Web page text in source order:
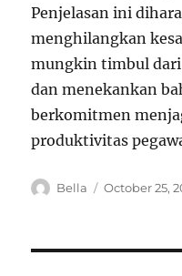
Penjelasan ini
menghilangkan
mungkin timbul
dan menekankan
berkomitmen
produktivitas
A
Bella
P
October 25,